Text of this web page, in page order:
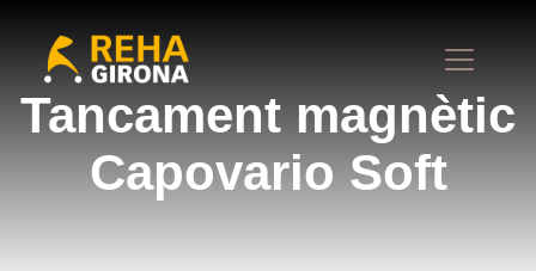
Tancament magnètic
Capovario Soft